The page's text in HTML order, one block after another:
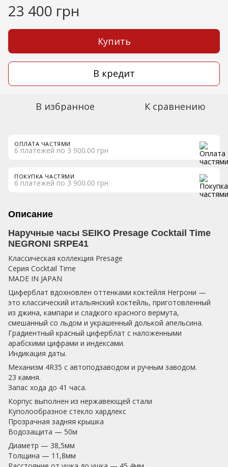
23 400 грн
Купить
В кредит
В избранное К сравнению
ОПЛАТА ЧАСТЯМИ
6 платежей по 3 900.00 грн
ПОКУПКА ЧАСТЯМИ
6 платежей по 3 900.00 грн
Описание
Наручные часы SEIKO Presage Cocktail Time
NEGRONI SRPE41
Классическая коллекция Presage
Серия Cocktail Time
MADE IN JAPAN
Циферблат вдохновлен оттенками коктейля Негрони —
это классический итальянский коктейль, приготовленный
из джина, кампари и сладкого красного вермута,
смешанный со льдом и украшенный долькой апельсина.
Градиентный красный циферблат с наложенными
арабскими цифрами и индексами.
Индикация даты.
Механизм 4R35 с автоподзаводом и ручным заводом.
23 камня.
Запас хода до 41 часа.
Корпус выполнен из нержавеющей стали
Куполообразное стекло хардлекс
Прозрачная задняя крышка
Водозащита — 50м
Диаметр — 38,5мм
Толщина — 11,8мм